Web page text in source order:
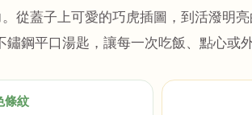
從蓋子上可愛的巧虎插圖，到活潑明
鋼平口湯匙，讓每一次吃飯、點心或
條紋